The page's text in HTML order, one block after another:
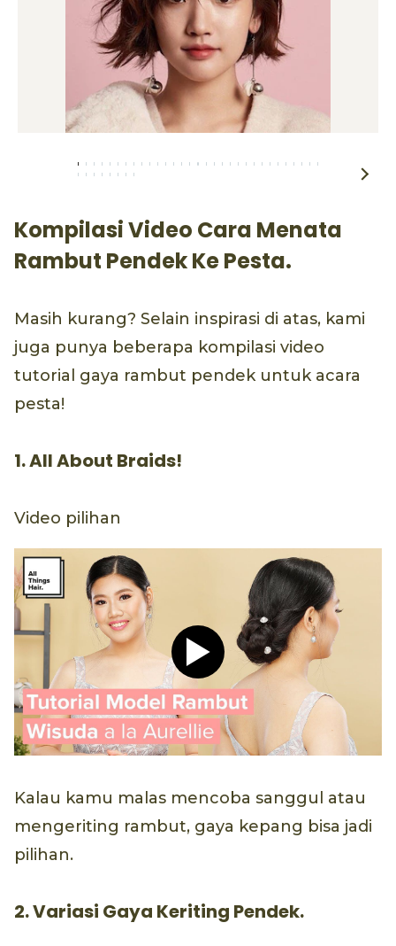
Kompilasi Video Cara Menata
Rambut Pendek Ke Pesta.
Masih kurang? Selain inspirasi di atas, kami
juga punya beberapa kompilasi video
tutorial gaya rambut pendek untuk acara
pesta!
1. All About Braids!
Video pilihan
Play video Tutorial Hijab
Kalau kamu malas mencoba sanggul atau
mengeriting rambut, gaya kepang bisa jadi
pilihan.
2. Variasi Gaya Keriting Pendek.